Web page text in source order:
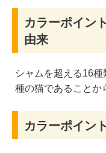
カラーポイン
由来
シャムを超える16
種の猫であることか
カラーポイン